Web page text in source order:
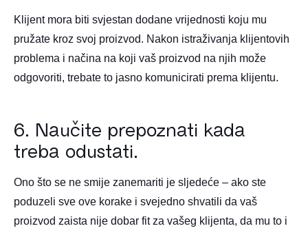
Klijent mora biti svjestan dodane vrijednosti koju mu
pružate kroz svoj proizvod. Nakon istraživanja klijentovih
problema i načina na koji vaš proizvod na njih može
odgovoriti, trebate to jasno komunicirati prema klijentu.
6. Naučite prepoznati kada
treba odustati.
Ono što se ne smije zanemariti je sljedeće – ako ste
poduzeli sve ove korake i svejedno shvatili da vaš
proizvod zaista nije dobar fit za vašeg klijenta, da mu to i